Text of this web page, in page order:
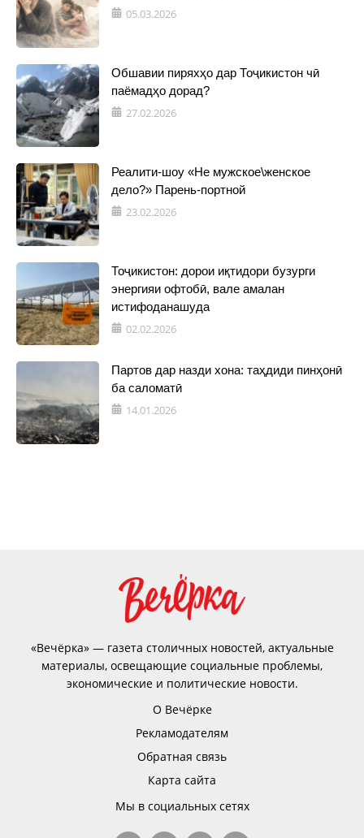
05.03.2026
Обшавии пиряхҳо дар Тоҷикистон чӣ
паёмадҳо дорад?
27.02.2026
Реалити-шоу «Не мужское\женское
дело?» Парень-портной
23.02.2026
Тоҷикистон: дорои иқтидори бузурги
энергияи офтобӣ, вале амалан
истифоданашуда
02.02.2026
Партов дар назди хона: таҳдиди пинҳонӣ
ба саломатӣ
14.01.2026
«Вечёрка» — газета столичных новостей, актуальные
материалы, освещающие социальные проблемы,
экономические и политические новости.
О Вечёрке
Рекламодателям
Обратная связь
Карта сайта
Мы в социальных сетях